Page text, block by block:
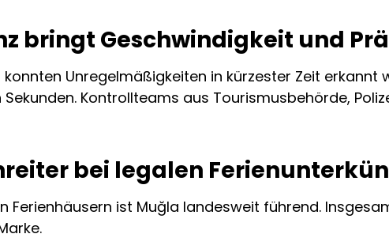
bringt Geschwindigkeit und
Unregelmäßigkeiten in kürzester Zeit
Kontrollteams aus Tourismusbehörde,
bei legalen
Ferienhäusern ist Muğla landesweit führend.